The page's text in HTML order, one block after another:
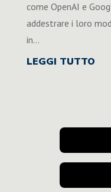
come OpenAI e
addestrare i loro
in...
LEGGI TUTTO